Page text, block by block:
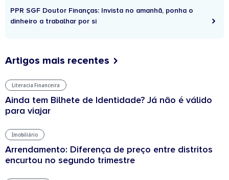
PPR SGF Doutor Finanças: Invista no amanhã, ponha o
dinheiro a trabalhar por si
Artigos mais recentes
Literacia Financeira
Ainda tem Bilhete de Identidade? Já não é válido
para viajar
Imobiliário
Arrendamento: Diferença de preço entre distritos
encurtou no segundo trimestre